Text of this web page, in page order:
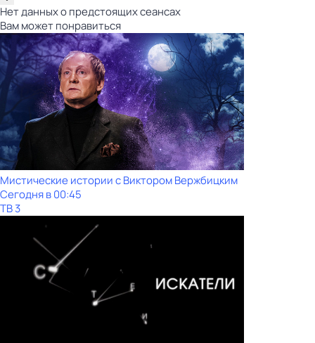
Нет данных о предстоящих сеансах
Вам может понравиться
Мистические истории с Виктoром Bержбицким
Сегодня в 00:45
ТВ 3